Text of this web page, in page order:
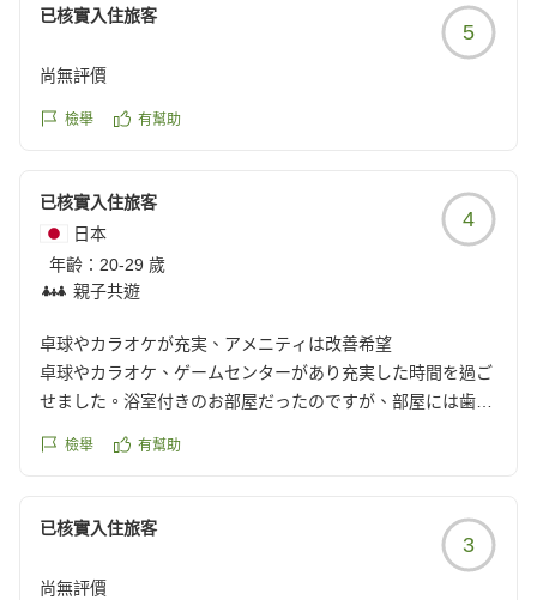
已核實入住旅客
5
尚無評價
檢舉 有幫助
已核實入住旅客
日本
年齡： 20-29 歲
親子共遊
4
卓球やカラオケが充実、アメニティは改善希望
卓球やカラオケ、ゲームセンターがあり充実した時間を過ご
せました。浴室付きのお部屋だったのですが、部屋には歯ブ
メニティをもう少し充実させて欲しいなと思いました。
https://review.travel.rakuten.co.jp/hotel/voice/147473?
檢舉 有幫助
已核實入住旅客
3
尚無評價